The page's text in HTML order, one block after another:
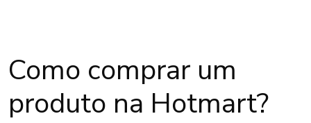
Como comprar um
produto na Hotmart?